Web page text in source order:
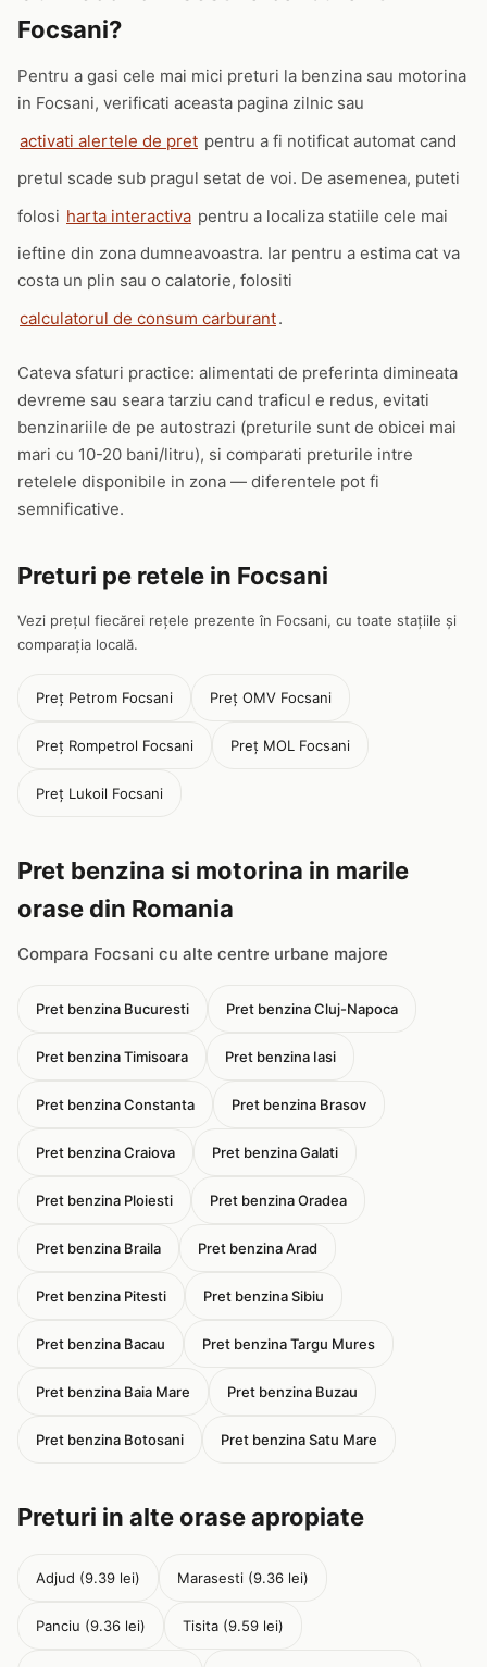
Focsani?
Pentru a gasi cele mai mici preturi la benzina sau motorina
in Focsani, verificati aceasta pagina zilnic sau
activati alertele de pret pentru a fi notificat automat cand
pretul scade sub pragul setat de voi. De asemenea, puteti
folosi harta interactiva pentru a localiza statiile cele mai
ieftine din zona dumneavoastra. Iar pentru a estima cat va
costa un plin sau o calatorie, folositi
calculatorul de consum carburant.
Cateva sfaturi practice: alimentati de preferinta dimineata
devreme sau seara tarziu cand traficul e redus, evitati
benzinariile de pe autostrazi (preturile sunt de obicei mai
mari cu 10-20 bani/litru), si comparati preturile intre
retelele disponibile in zona — diferentele pot fi
semnificative.
Preturi pe retele in Focsani
Vezi prețul fiecărei rețele prezente în Focsani, cu toate stațiile și
comparația locală.
Preț Petrom Focsani Preț OMV Focsani
Preț Rompetrol Focsani Preț MOL Focsani
Preț Lukoil Focsani
Pret benzina si motorina in marile
orase din Romania
Compara Focsani cu alte centre urbane majore
Pret benzina Bucuresti Pret benzina Cluj-Napoca
Pret benzina Timisoara Pret benzina Iasi
Pret benzina Constanta Pret benzina Brasov
Pret benzina Craiova Pret benzina Galati
Pret benzina Ploiesti Pret benzina Oradea
Pret benzina Braila Pret benzina Arad
Pret benzina Pitesti Pret benzina Sibiu
Pret benzina Bacau Pret benzina Targu Mures
Pret benzina Baia Mare Pret benzina Buzau
Pret benzina Botosani Pret benzina Satu Mare
Preturi in alte orase apropiate
Adjud (9.39 lei) Marasesti (9.36 lei)
Panciu (9.36 lei) Tisita (9.59 lei)